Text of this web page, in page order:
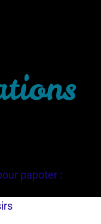
papoter :